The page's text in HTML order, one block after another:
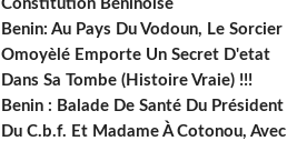
Constitution Béninoise
Benin: Au Pays Du Vodoun, Le Sorcier
Omoyèlé Emporte Un Secret D'etat
Dans Sa Tombe (Histoire Vraie) !!!
Benin : Balade De Santé Du Président
Du C.b.f. Et Madame À Cotonou, Avec